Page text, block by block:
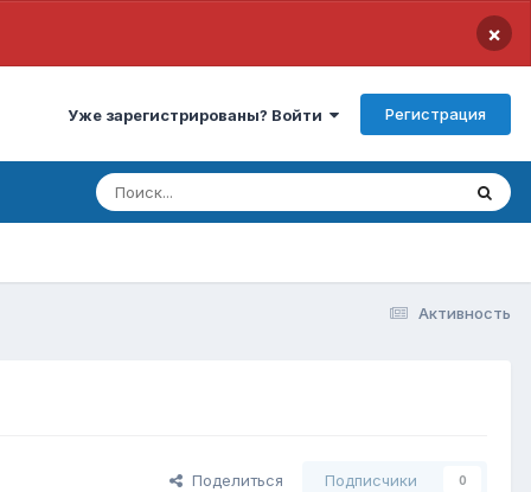
×
Уже зарегистрированы? Войти Регистрация
Активность
Поделиться Подписчики 0